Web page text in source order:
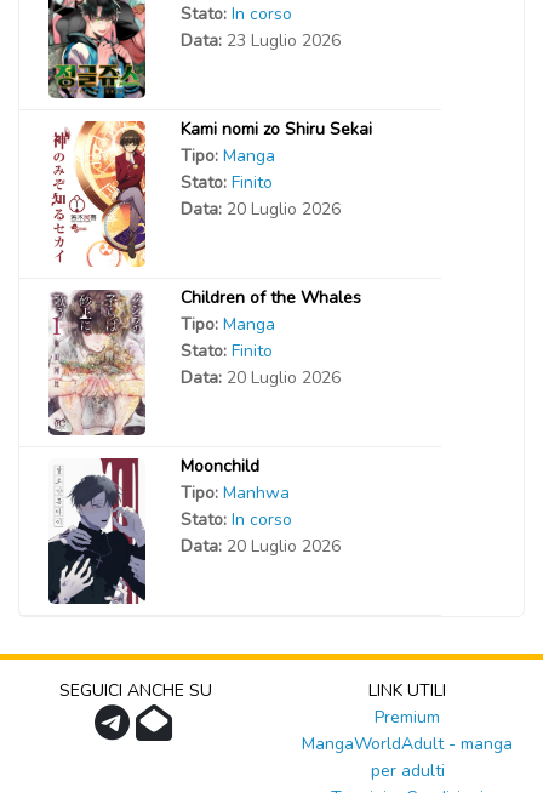
Stato: In corso
Data: 23 Luglio 2026
Kami nomi zo Shiru Sekai
Tipo: Manga
Stato: Finito
Data: 20 Luglio 2026
Children of the Whales
Tipo: Manga
Stato: Finito
Data: 20 Luglio 2026
Moonchild
Tipo: Manhwa
Stato: In corso
Data: 20 Luglio 2026
SEGUICI ANCHE SU
LINK UTILI
Premium
MangaWorldAdult - manga
per adulti